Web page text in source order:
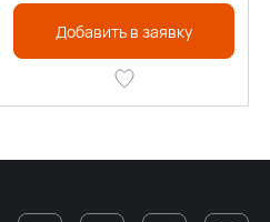
Добавить в заявку